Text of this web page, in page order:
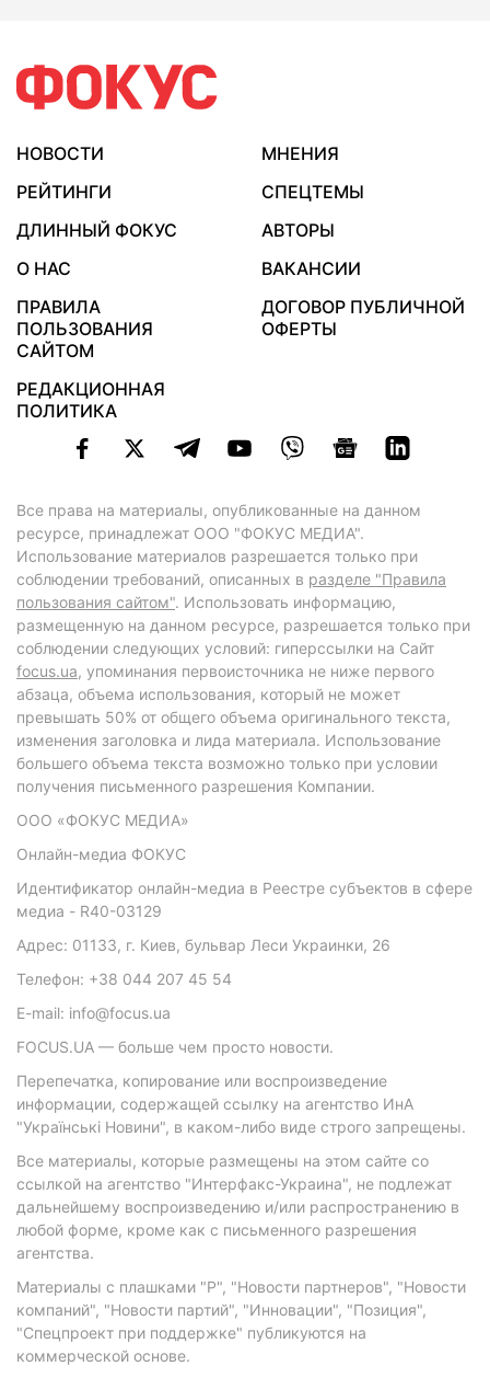
НОВОСТИ
МНЕНИЯ
РЕЙТИНГИ
СПЕЦТЕМЫ
ДЛИННЫЙ ФОКУС
АВТОРЫ
О НАС
ВАКАНСИИ
ПРАВИЛА
ПОЛЬЗОВАНИЯ
САЙТОМ
ДОГОВОР ПУБЛИЧНОЙ
ОФЕРТЫ
РЕДАКЦИОННАЯ
ПОЛИТИКА
Все права на материалы, опубликованные на данном
ресурсе, принадлежат ООО "ФОКУС МЕДИА".
Использование материалов разрешается только при
соблюдении требований, описанных в разделе "Правила
пользования сайтом". Использовать информацию,
размещенную на данном ресурсе, разрешается только при
соблюдении следующих условий: гиперссылки на Сайт
focus.ua, упоминания первоисточника не ниже первого
абзаца, объема использования, который не может
превышать 50% от общего объема оригинального текста,
изменения заголовка и лида материала. Использование
большего объема текста возможно только при условии
получения письменного разрешения Компании.
ООО «ФОКУС МЕДИА»
Онлайн-медиа ФОКУС
Идентификатор онлайн-медиа в Реестре субъектов в сфере
медиа - R40-03129
Адрес: 01133, г. Киев, бульвар Леси Украинки, 26
Телефон: +38 044 207 45 54
E-mail: info@focus.ua
FOCUS.UA — больше чем просто новости.
Перепечатка, копирование или воспроизведение
информации, содержащей ссылку на агентство ИнА
"Українські Новини", в каком-либо виде строго запрещены.
Все материалы, которые размещены на этом сайте со
ссылкой на агентство "Интерфакс-Украина", не подлежат
дальнейшему воспроизведению и/или распространению в
любой форме, кроме как с письменного разрешения
агентства.
Материалы с плашками "Р", "Новости партнеров", "Новости
компаний", "Новости партий", "Инновации", "Позиция",
"Спецпроект при поддержке" публикуются на
коммерческой основе.